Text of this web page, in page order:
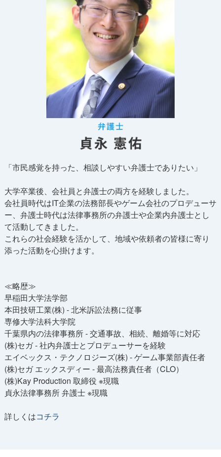
「市民感覚を持った、相談しやすい弁護士でありたい」
大学卒業後、会社員と弁護士の両方を経験しました。
会社員時代はIT企業の法務部長やゲーム会社のプロデューサ
ー、弁護士時代は法律事務所の弁護士や企業内弁護士とし
て活動してきました。
これらの社会経験を活かして、地域や依頼者の皆様に寄り
添った活動を心掛けます。
≪略歴≫
早稲田大学法学部
本田技研工業(株) - 北米訴訟法務に従事
専修大学法科大学院
千葉県内の法律事務所 - 交通事故、相続、離婚等に対応
(株)セガ - 社内弁護士とプロデューサーを経験
エイベックス・テクノロジーズ(株) - ゲーム事業部責任者
(株)セガ エックスディー - 最高法務責任者（CLO）
(株)Kay Production 取締役 ※現職
貞永法律事務所 弁護士 ※現職
詳しくはコチラ